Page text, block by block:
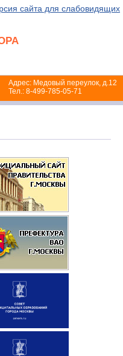
сайта для слабовидящих
Адрес: Медовый переулок, д.12
Тел.: 8-499-785-05-71